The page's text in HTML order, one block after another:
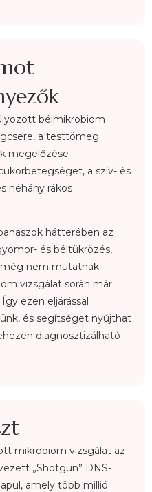
bélmikrobiom
a testtömeg
megelőzése
a szív- és
néhány rákos
hátterében az
és béltükrözés,
még nem mutatnak
vizsgálat során már
ezen eljárással
és segítséget nyújthat
diagnosztizálható
mikrobiom vizsgálat az
„Shotgun” DNS-
amely több millió